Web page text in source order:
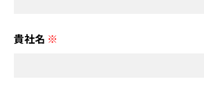
貴社名 ※